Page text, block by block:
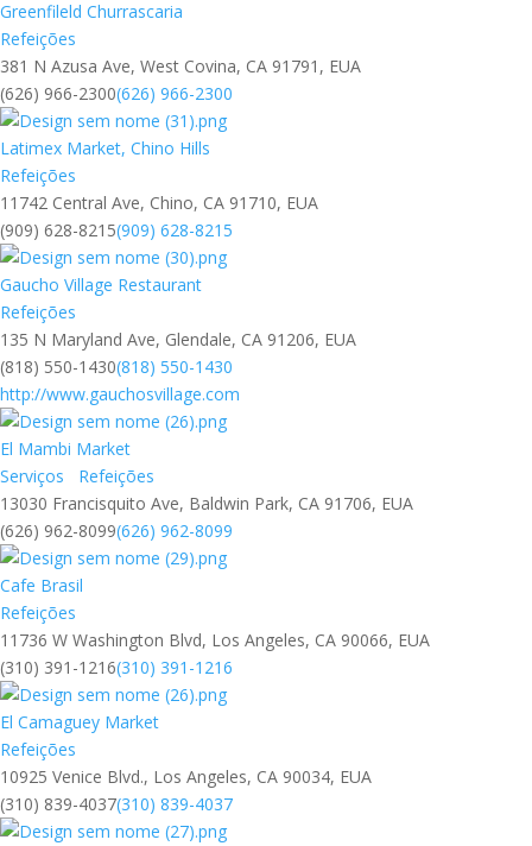
Greenfileld Churrascaria
Refeições
381 N Azusa Ave, West Covina, CA 91791, EUA
(626) 966-2300(626) 966-2300
Latimex Market, Chino Hills
Refeições
11742 Central Ave, Chino, CA 91710, EUA
(909) 628-8215(909) 628-8215
Gaucho Village Restaurant
Refeições
135 N Maryland Ave, Glendale, CA 91206, EUA
(818) 550-1430(818) 550-1430
http://www.gauchosvillage.com
El Mambi Market
Serviços
Refeições
13030 Francisquito Ave, Baldwin Park, CA 91706, EUA
(626) 962-8099(626) 962-8099
Cafe Brasil
Refeições
11736 W Washington Blvd, Los Angeles, CA 90066, EUA
(310) 391-1216(310) 391-1216
El Camaguey Market
Refeições
10925 Venice Blvd., Los Angeles, CA 90034, EUA
(310) 839-4037(310) 839-4037